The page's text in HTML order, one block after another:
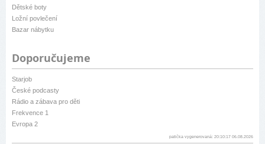
Dětské boty
Ložní povlečení
Bazar nábytku
Doporučujeme
Starjob
České podcasty
Rádio a zábava pro děti
Frekvence 1
Evropa 2
patička vygenerovaná: 20:10:17 06.08.2026